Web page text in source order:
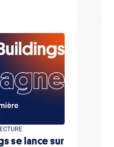
se lance sur